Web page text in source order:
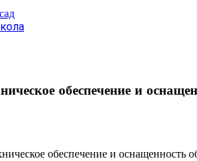
обеспечение и
обеспечение и оснащенность